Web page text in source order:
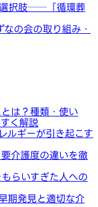
選択肢──「循環葬
の会の取り組み・
は？種類・使い
く解説
ルギーが引き起こす
介護度の違いを徹
らいすぎた人への
期発見と適切な介